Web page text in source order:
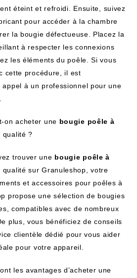
éteint et refroidi. Ensuite, suivez
pour accéder à la chambre
la bougie défectueuse. Placez la
à respecter les connexions
les éléments du poêle. Si vous
cette procédure, il est
à un professionnel pour une
on acheter une bougie poêle à
qualité ?
trouver une bougie poêle à
qualité sur Granuleshop, votre
et accessoires pour poêles à
propose une sélection de bougies
compatibles avec de nombreux
plus, vous bénéficiez de conseils
clientèle dédié pour vous aider
pour votre appareil.
les avantages d’acheter une